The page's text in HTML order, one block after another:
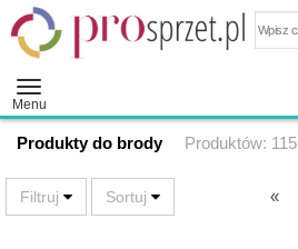
Menu
Produkty do brody Produktów: 115
«